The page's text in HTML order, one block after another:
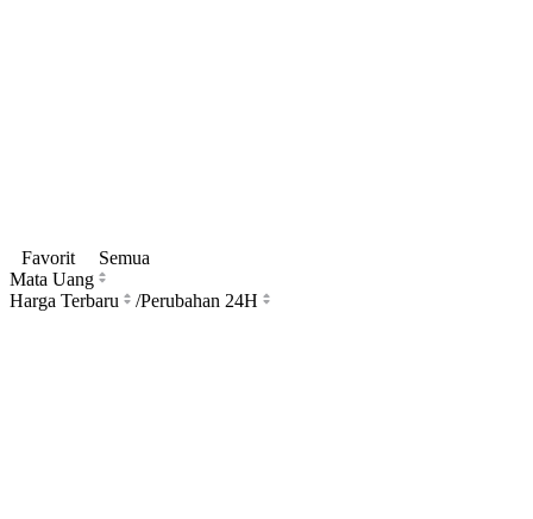
Favorit
Semua
Mata Uang
Harga Terbaru
/Perubahan 24H